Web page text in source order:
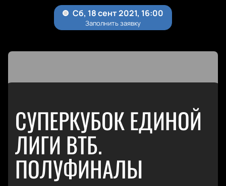
СУПЕРКУБОК ЕДИНОЙ
ЛИГИ ВТБ.
ПОЛУФИНАЛЫ